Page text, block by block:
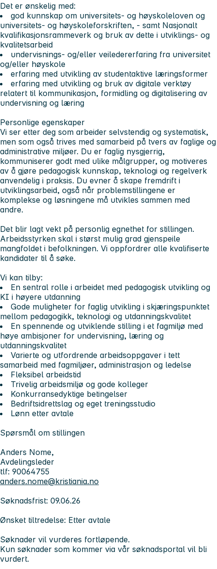
Det er ønskelig med:
god kunnskap om universitets- og høyskoleloven og
universitets- og høyskoleforskriften, - samt Nasjonalt
kvalifikasjonsrammeverk og bruk av dette i utviklings- og
kvalitetsarbeid
undervisnings- og/eller veiledererfaring fra universitet
og/eller høyskole
erfaring med utvikling av studentaktive læringsformer
erfaring med utvikling og bruk av digitale verktøy
relatert til kommunikasjon, formidling og digitalisering av
undervisning og læring
Personlige egenskaper
Vi ser etter deg som arbeider selvstendig og systematisk,
men som også trives med samarbeid på tvers av faglige og
administrative miljøer. Du er faglig nysgjerrig,
kommuniserer godt med ulike målgrupper, og motiveres
av å gjøre pedagogisk kunnskap, teknologi og regelverk
anvendelig i praksis. Du evner å skape fremdrift i
utviklingsarbeid, også når problemstillingene er
komplekse og løsningene må utvikles sammen med
andre.
Det blir lagt vekt på personlig egnethet for stillingen.
Arbeidsstyrken skal i størst mulig grad gjenspeile
mangfoldet i befolkningen. Vi oppfordrer alle kvalifiserte
kandidater til å søke.
Vi kan tilby:
En sentral rolle i arbeidet med pedagogisk utvikling og
KI i høyere utdanning
Gode muligheter for faglig utvikling i skjæringspunktet
mellom pedagogikk, teknologi og utdanningskvalitet
En spennende og utviklende stilling i et fagmiljø med
høye ambisjoner for undervisning, læring og
utdanningskvalitet
Varierte og utfordrende arbeidsoppgaver i tett
samarbeid med fagmiljøer, administrasjon og ledelse
Fleksibel arbeidstid
Trivelig arbeidsmiljø og gode kolleger
Konkurransedyktige betingelser
Bedriftsidrettslag og eget treningsstudio
Lønn etter avtale
Spørsmål om stillingen
Anders Nome,
Avdelingsleder
tlf: 90064755
anders.nome@kristiania.no
Søknadsfrist: 09.06.26
Ønsket tiltredelse: Etter avtale
Søknader vil vurderes fortløpende.
Kun søknader som kommer via vår søknadsportal vil bli
vurdert.